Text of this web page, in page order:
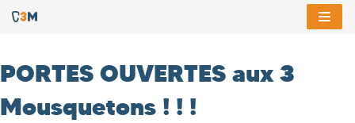
au
contenu
PORTES OUVERTES aux 3
Mousquetons ! ! !